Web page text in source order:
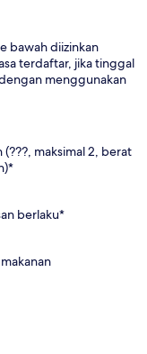
bawah diizinkan
terdaftar, jika tinggal
menggunakan
maksimal 2, berat
berlaku*